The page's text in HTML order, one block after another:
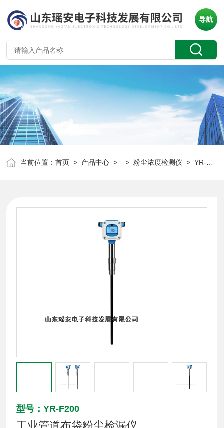
导航
当前位置：首页 > 产品中心 > >粉尘浓度检测仪 > YR-F200工业管道布袋粉尘检漏仪
型号：YR-F200